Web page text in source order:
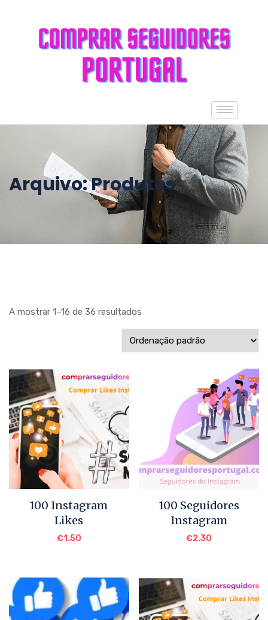
Arquivo:Produtos
A mostrar 1–16 de 36 resultados
100 Instagram
Likes
€1.50
100 Seguidores
Instagram
€2.30